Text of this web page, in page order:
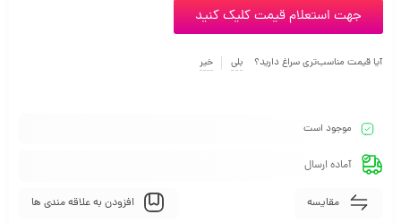
جهت استعلام قیمت کلیک کنید
آیا قیمت مناسب‌تری سراغ دارید؟ بلی خیر
موجود است
آماده ارسال
مقایسه افزودن به علاقه مندی ها